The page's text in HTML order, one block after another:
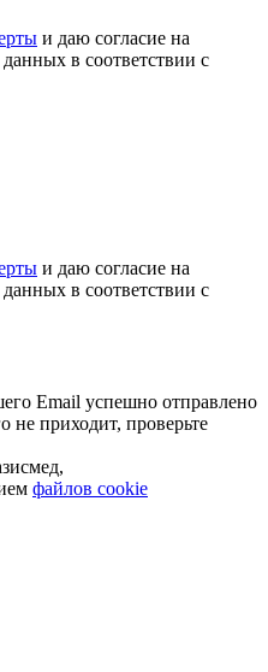
и даю согласие на
в соответствии с
и даю согласие на
в соответствии с
Email успешно отправлено
не приходит, проверьте
файлов cookie